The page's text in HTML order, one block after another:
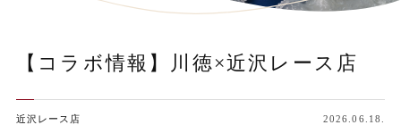
【コラボ情報】川徳×近沢レース店
近沢レース店 2026.06.18.